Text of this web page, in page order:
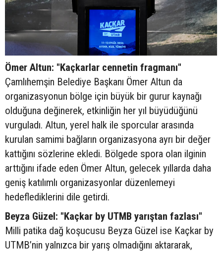
Ömer Altun: "Kaçkarlar cennetin fragmanı"
Çamlıhemşin Belediye Başkanı Ömer Altun da
organizasyonun bölge için büyük bir gurur kaynağı
olduğuna değinerek, etkinliğin her yıl büyüdüğünü
vurguladı. Altun, yerel halk ile sporcular arasında
kurulan samimi bağların organizasyona ayrı bir değer
kattığını sözlerine ekledi. Bölgede spora olan ilginin
arttığını ifade eden Ömer Altun, gelecek yıllarda daha
geniş katılımlı organizasyonlar düzenlemeyi
hedeflediklerini dile getirdi.
Beyza Güzel: "Kaçkar by UTMB yarıştan fazlası"
Milli patika dağ koşucusu Beyza Güzel ise Kaçkar by
UTMB’nin yalnızca bir yarış olmadığını aktararak,